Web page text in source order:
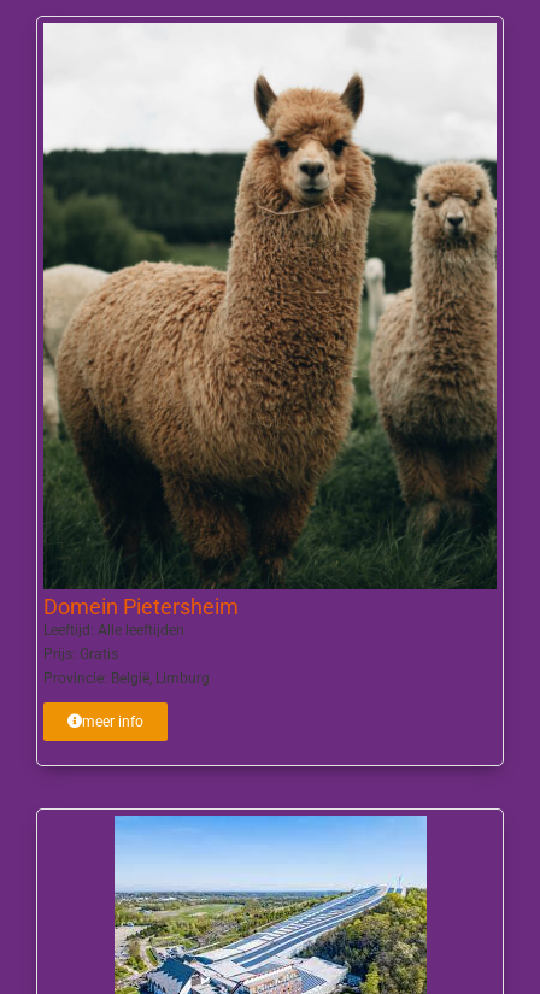
Domein Pietersheim
Leeftijd: Alle leeftijden
Prijs: Gratis
Provincie: België, Limburg
meer info